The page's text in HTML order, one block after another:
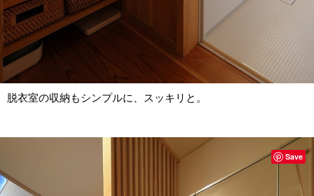
脱衣室の収納もシンプルに、スッキリと。
Save